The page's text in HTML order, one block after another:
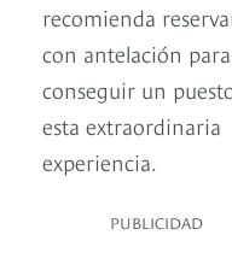
recomienda
con antelación para
conseguir un
esta extraordinaria
experiencia.
PUBLICIDAD